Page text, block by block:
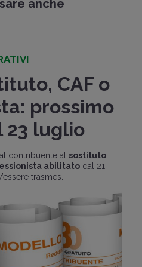
anche
CAF o
prossimo
23 luglio
contribuente al sostituto
abilitato dal 21
trasmes..